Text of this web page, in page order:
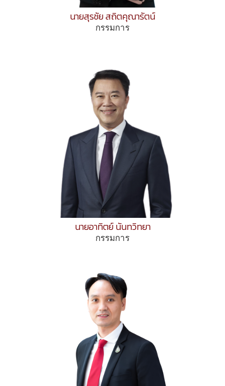
นายสุรชัย สถิตคุณารัตน์
กรรมการ
นายอาทิตย์ นันทวิทยา
กรรมการ